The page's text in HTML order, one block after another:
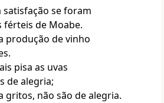
satisfação se foram
férteis de Moabe.
produção de vinho
pisa as uvas
de alegria;
gritos, não são de alegria.